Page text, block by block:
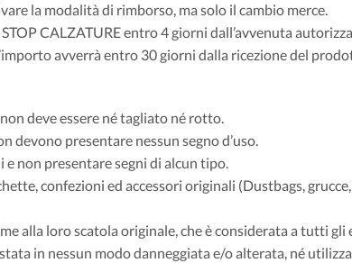
la modalità di rimborso, ma solo il cambio merce.
CALZATURE entro 4 giorni dall’avvenuta
avverrà entro 30 giorni dalla ricezione del
deve essere né tagliato né rotto.
devono presentare nessun segno d’uso.
non presentare segni di alcun tipo.
confezioni ed accessori originali (Dustbags, grucce,
alla loro scatola originale, che è considerata a tutti gli
in nessun modo danneggiata e/o alterata, né